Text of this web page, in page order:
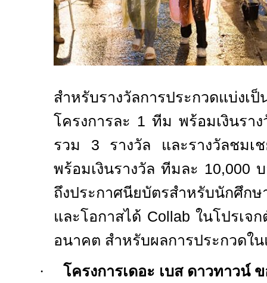
สำหรับรางวัลการประกวดแบ่
โครงการละ 1 ทีม พร้อมเงินรา
รวม 3 รางวัล และรางวัลชม
พร้อมเงินรางวัล ทีมละ 10,000
ถึงประกาศนียบัตรสำหรับนักศึก
และโอกาสได้ Collabในโปรเจ
อนาคต สำหรับผลการประกวดใ
·
โครงการเดอะ เบส ดาวทาวน์